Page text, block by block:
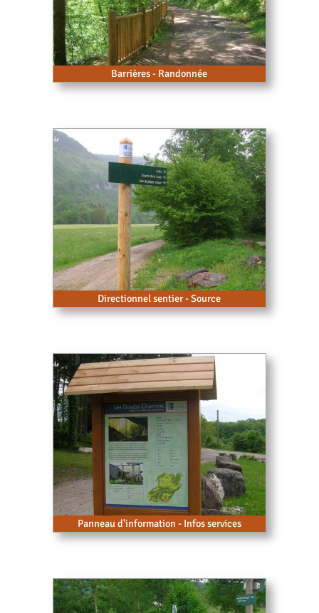
Barrières - Randonnée
Directionnel sentier - Source
Panneau d'information - Infos services